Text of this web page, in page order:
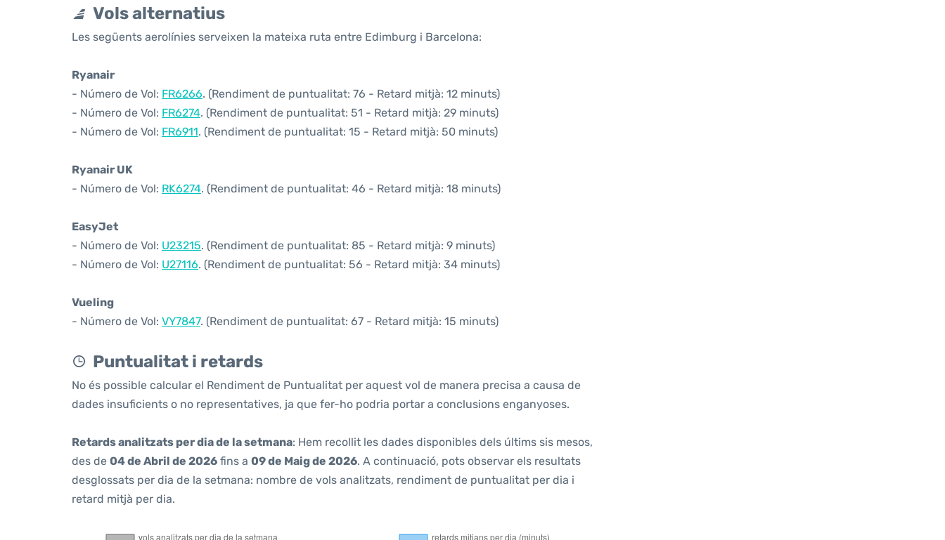
Vols alternatius
Les següents aerolínies serveixen la mateixa ruta entre Edimburg i Barcelona:
Ryanair
- Número de Vol: FR6266. (Rendiment de puntualitat: 76 - Retard mitjà: 12 minuts)
- Número de Vol: FR6274. (Rendiment de puntualitat: 51 - Retard mitjà: 29 minuts)
- Número de Vol: FR6911. (Rendiment de puntualitat: 15 - Retard mitjà: 50 minuts)
Ryanair UK
- Número de Vol: RK6274. (Rendiment de puntualitat: 46 - Retard mitjà: 18 minuts)
EasyJet
- Número de Vol: U23215. (Rendiment de puntualitat: 85 - Retard mitjà: 9 minuts)
- Número de Vol: U27116. (Rendiment de puntualitat: 56 - Retard mitjà: 34 minuts)
Vueling
- Número de Vol: VY7847. (Rendiment de puntualitat: 67 - Retard mitjà: 15 minuts)
Puntualitat i retards
No és possible calcular el Rendiment de Puntualitat per aquest vol de manera precisa a causa de
dades insuficients o no representatives, ja que fer-ho podria portar a conclusions enganyoses.
Retards analitzats per dia de la setmana: Hem recollit les dades disponibles dels últims sis mesos,
des de 04 de Abril de 2026 fins a 09 de Maig de 2026. A continuació, pots observar els resultats
desglossats per dia de la setmana: nombre de vols analitzats, rendiment de puntualitat per dia i
retard mitjà per dia.